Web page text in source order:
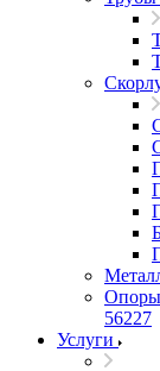
56227
Услуги